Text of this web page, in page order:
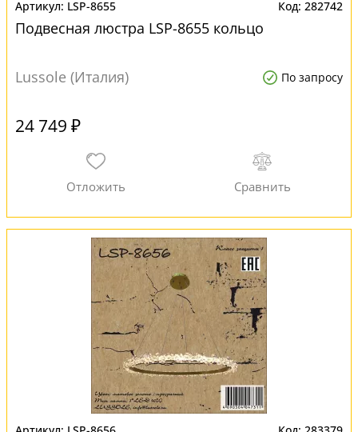
LSP-8655 282742
Подвесная люстра LSP-8655 кольцо
Lussole (Италия) По запросу
24 749 ₽